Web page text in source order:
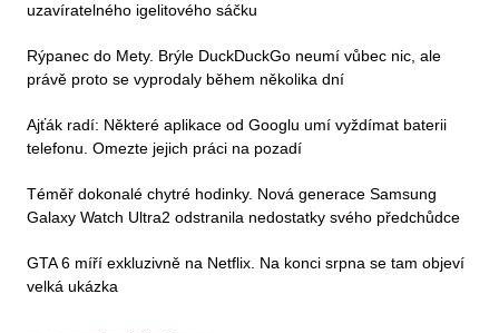
uzavíratelného igelitového sáčku
Rýpanec do Mety. Brýle DuckDuckGo neumí vůbec nic, ale
právě proto se vyprodaly během několika dní
Ajťák radí: Některé aplikace od Googlu umí vyždímat baterii
telefonu. Omezte jejich práci na pozadí
Téměř dokonalé chytré hodinky. Nová generace Samsung
Galaxy Watch Ultra2 odstranila nedostatky svého předchůdce
GTA 6 míří exkluzivně na Netflix. Na konci srpna se tam objeví
velká ukázka